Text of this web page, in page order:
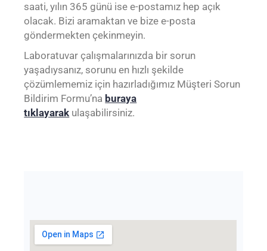
saati, yılın 365 günü ise e-postamız hep açık
olacak. Bizi aramaktan ve bize e-posta
göndermekten çekinmeyin.
Laboratuvar çalışmalarınızda bir sorun
yaşadıysanız, sorunu en hızlı şekilde
çözümlememiz için hazırladığımız Müşteri Sorun
Bildirim Formu’na buraya
tıklayarak ulaşabilirsiniz.